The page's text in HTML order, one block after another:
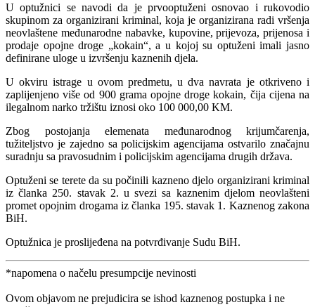
U optužnici se navodi da je prvooptuženi osnovao i rukovodio
skupinom za organizirani kriminal, koja je organizirana radi vršenja
neovlaštene međunarodne nabavke, kupovine, prijevoza, prijenosa i
prodaje opojne droge „kokain“, a u kojoj su optuženi imali jasno
definirane uloge u izvršenju kaznenih djela.
U okviru istrage u ovom predmetu, u dva navrata je otkriveno i
zaplijenjeno više od 900 grama opojne droge kokain, čija cijena na
ilegalnom narko tržištu iznosi oko 100 000,00 KM.
Zbog postojanja elemenata međunarodnog krijumčarenja,
tužiteljstvo je zajedno sa policijskim agencijama ostvarilo značajnu
suradnju sa pravosudnim i policijskim agencijama drugih država.
Optuženi se terete da su počinili kazneno djelo organizirani kriminal
iz članka 250. stavak 2. u svezi sa kaznenim djelom neovlašteni
promet opojnim drogama iz članka 195. stavak 1. Kaznenog zakona
BiH.
Optužnica je proslijeđena na potvrđivanje Sudu BiH.
*napomena o načelu presumpcije nevinosti
Ovom objavom ne prejudicira se ishod kaznenog postupka i ne